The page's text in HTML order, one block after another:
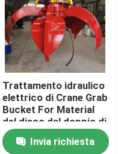
Trattamento idraulico
elettrico di Crane Grab
Bucket For Material
del disco del doppio di
Mutivable
Invia richiesta